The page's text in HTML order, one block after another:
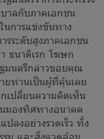
บาลกับภาคเอกชน
การแข่งขันทาง
รระดับสูงภาคเอกชน
ธนาดิเรก โฆษก
มนตรีกล่าวขอบคุณ
ยท่านเป็นผู้ที่คุ้นเคย
เปลี่ยนความคิดเห็น
มองทิศทางอนาคต
ลงอย่างรวดเร็ว ทั้ง
รม และสิ่งแวดล้อม